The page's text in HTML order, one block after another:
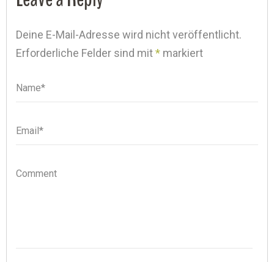
Deine E-Mail-Adresse wird nicht veröffentlicht.
Erforderliche Felder sind mit* markiert
Name*
Name
Email*
Email
Comment